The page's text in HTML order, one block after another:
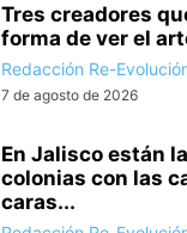
Tres creadores
forma de ver el
Redacción Re-
7 de agosto de 2026
En Jalisco están
colonias con las
caras...